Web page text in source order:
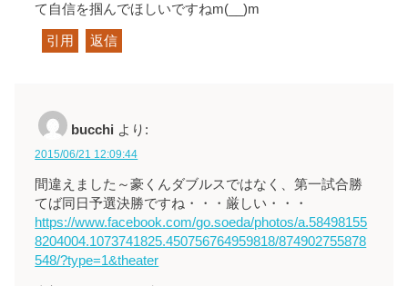
て自信を掴んでほしいですねm(__)m
引用 返信
bucchi より:
2015/06/21 12:09:44
間違えました～豪くんダブルスではなく、第一試合勝
てば同日予選決勝ですね・・・厳しい・・・
https://www.facebook.com/go.soeda/photos/a.58498155
8204004.1073741825.450756764959818/874902755878
548/?type=1&theater